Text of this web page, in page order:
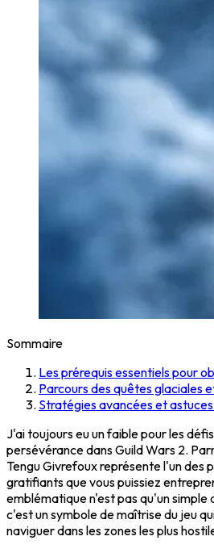
Sommaire
Les prérequis essentiels pour
Parcours des quêtes glaciales
Stratégies avancées et
J'ai toujours eu un faible pour les
persévérance dans Guild Wars 2.
Tengu Givrefoux représente l'un des
gratifiants que vous puissiez
emblématique n'est pas qu'un simple
c'est un symbole de maîtrise du jeu
naviguer dans les zones les plus